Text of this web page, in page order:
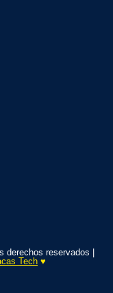
reservados |
Tech ♥️